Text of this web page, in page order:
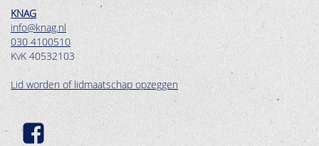
KNAG
info@knag.nl
030 4100510
KvK 40532103
Lid worden of lidmaatschap opzeggen